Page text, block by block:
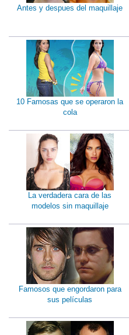
Antes y despues del maquillaje
10 Famosas que se operaron la
cola
La verdadera cara de las
modelos sin maquillaje
Famosos que engordaron para
sus películas